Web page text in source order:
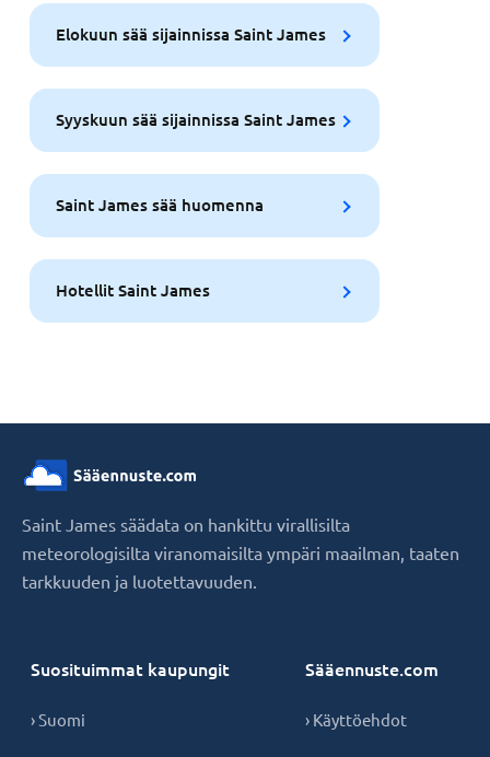
Elokuun sää sijainnissa Saint James
Syyskuun sää sijainnissa Saint James
Saint James sää huomenna
Hotellit Saint James
Saint James säädata on hankittu virallisilta
meteorologisilta viranomaisilta ympäri maailman, taaten
tarkkuuden ja luotettavuuden.
Suosituimmat kaupungit
› Suomi
Sääennuste.com
› Käyttöehdot